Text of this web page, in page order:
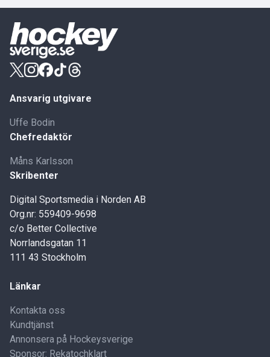
Ansvarig utgivare
Uffe Bodin
Chefredaktör
Måns Karlsson
Skribenter
Digital Sportsmedia i Norden AB
Org.nr: 559409-9698
c/o Better Collective
Norrlandsgatan 11
111 43 Stockholm
Länkar
Kontakta oss
Kundtjänst
Annonsera på Hockeysverige
Sponsor: Rekatochklart